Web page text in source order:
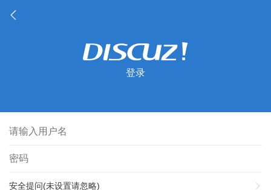
登录
安全提问(未设置请忽略)